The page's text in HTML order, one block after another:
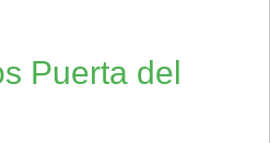
Puerta del